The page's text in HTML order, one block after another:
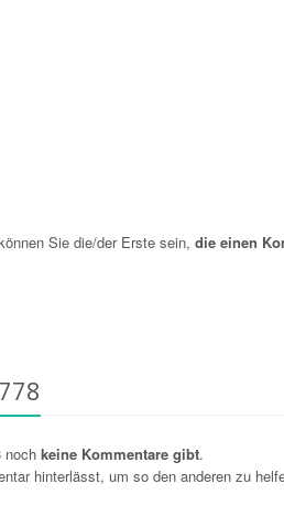
Sie die/der Erste sein, die einen
nochkeine Kommentare gibt.
hinterlässt, um so den anderen zu